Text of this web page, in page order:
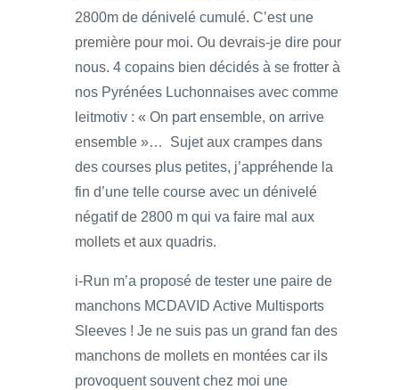
2800m de dénivelé cumulé. C’est une
première pour moi. Ou devrais-je dire pour
nous. 4 copains bien décidés à se frotter à
nos Pyrénées Luchonnaises avec comme
leitmotiv : « On part ensemble, on arrive
ensemble »… Sujet aux crampes dans
des courses plus petites, j’appréhende la
fin d’une telle course avec un dénivelé
négatif de 2800 m qui va faire mal aux
mollets et aux quadris.
i-Run m’a proposé de tester une paire de
manchons MCDAVID Active Multisports
Sleeves ! Je ne suis pas un grand fan des
manchons de mollets en montées car ils
provoquent souvent chez moi une